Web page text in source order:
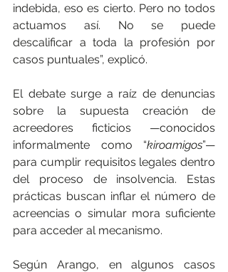
indebida, eso es cierto. Pero no todos
actuamos así. No se puede
descalificar a toda la profesión por
casos puntuales”, explicó.
El debate surge a raíz de denuncias
sobre la supuesta creación de
acreedores ficticios —conocidos
informalmente como “kiroamigos”—
para cumplir requisitos legales dentro
del proceso de insolvencia. Estas
prácticas buscan inflar el número de
acreencias o simular mora suficiente
para acceder al mecanismo.
Según Arango, en algunos casos